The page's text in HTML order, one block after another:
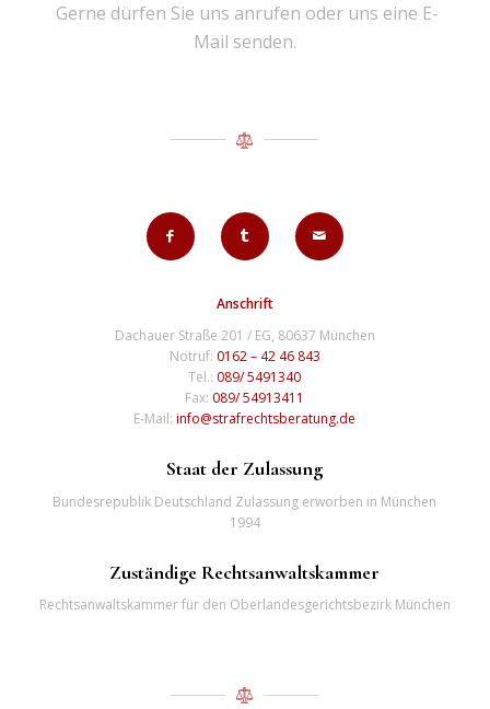
Gerne dürfen Sie uns anrufen oder uns eine E-
Mail senden.
Anschrift
Dachauer Straße 201 / EG, 80637 München
Notruf: 0162 – 42 46 843
Tel.: 089/ 5491340
Fax: 089/ 54913411
E-Mail:info@strafrechtsberatung.de
Staat der Zulassung
Bundesrepublik Deutschland Zulassung erworben in München
1994
Zuständige Rechtsanwaltskammer
Rechtsanwaltskammer für den Oberlandesgerichtsbezirk München